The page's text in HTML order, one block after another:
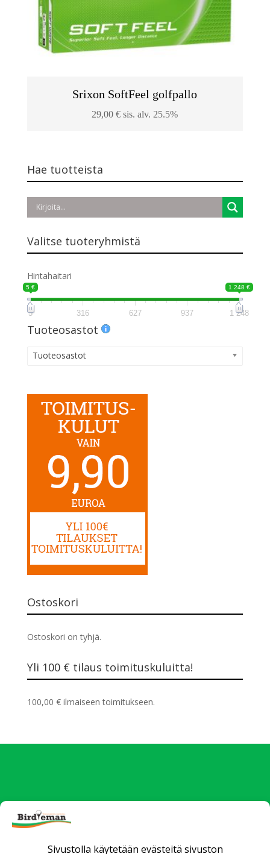
Srixon SoftFeel golfpallo
29,00€ sis. alv. 25.5%
Hae tuotteista
Valitse tuoteryhmistä
Hintahaitari
5 € 1 248 €
5 316 627 937 1 248
Tuoteosastot
Tuoteosastot
Ostoskori
Ostoskori on tyhjä.
Yli 100 € tilaus toimituskuluitta!
100,00 €ilmaiseen toimitukseen.
Uutiset Verkkokauppa Yrityksille